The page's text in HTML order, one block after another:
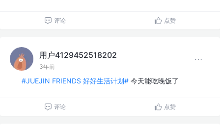
评论 点赞
用户4129452518202
3年前
#JUEJIN FRIENDS 好好生活计划# 今天能吃晚饭了
评论 点赞